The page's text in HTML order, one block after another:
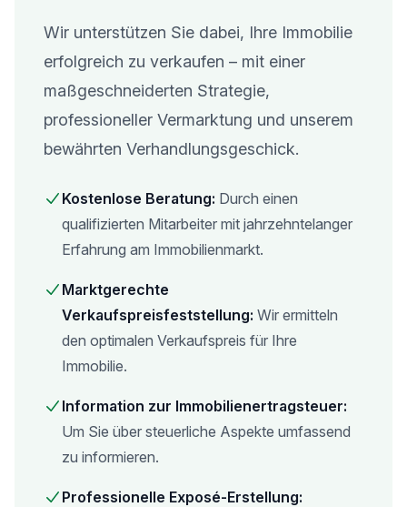
Wir unterstützen Sie dabei, Ihre Immobilie
erfolgreich zu verkaufen – mit einer
maßgeschneiderten Strategie,
professioneller Vermarktung und unserem
bewährten Verhandlungsgeschick.
Kostenlose Beratung: Durch einen
qualifizierten Mitarbeiter mit jahrzehntelanger
Erfahrung am Immobilienmarkt.
Marktgerechte
Verkaufspreisfeststellung: Wir ermitteln
den optimalen Verkaufspreis für Ihre
Immobilie.
Information zur Immobilienertragsteuer:
Um Sie über steuerliche Aspekte umfassend
zu informieren.
Professionelle Exposé-Erstellung: